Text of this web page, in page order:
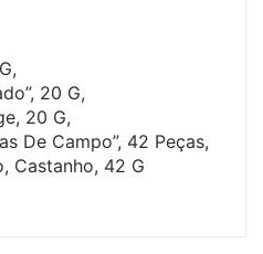
20 G,
20 G,
De Campo”, 42 Peças,
Castanho, 42 G